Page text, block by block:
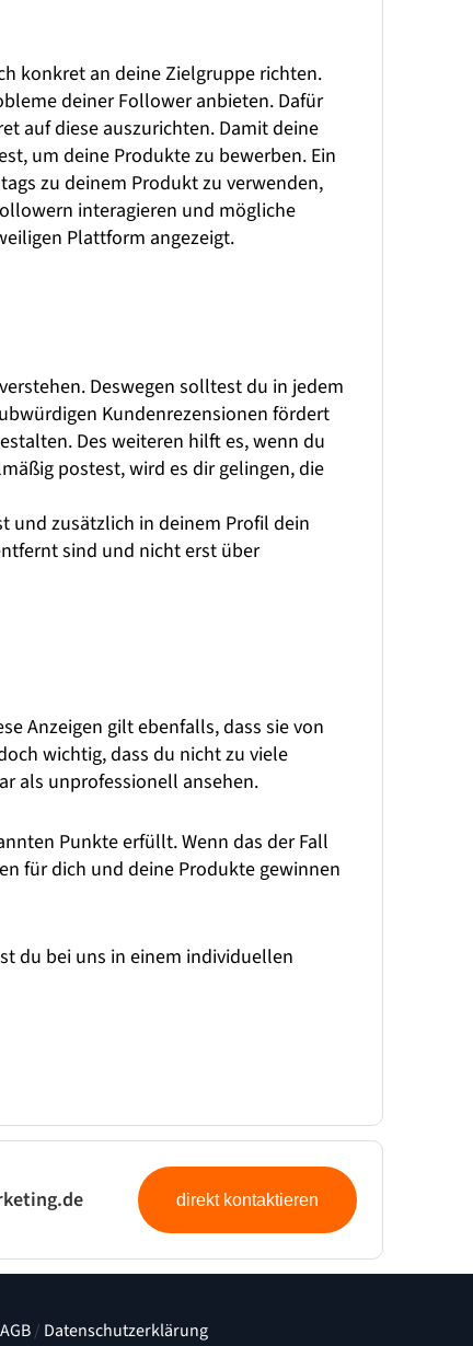
konkret an deine Zielgruppe richten.
deiner Follower anbieten. Dafür
auf diese auszurichten. Damit deine
um deine Produkte zu bewerben. Ein
zu deinem Produkt zu verwenden,
interagieren und mögliche
Plattform angezeigt.
Deswegen solltest du in jedem
Kundenrezensionen fördert
Des weiteren hilft es, wenn du
postest, wird es dir gelingen, die
und zusätzlich in deinem Profil dein
sind und nicht erst über
Anzeigen gilt ebenfalls, dass sie von
wichtig, dass du nicht zu viele
als unprofessionell ansehen.
Punkte erfüllt. Wenn das der Fall
für dich und deine Produkte gewinnen
du bei uns in einem individuellen
direkt kontaktieren
AGB/ Datenschutzerklärung